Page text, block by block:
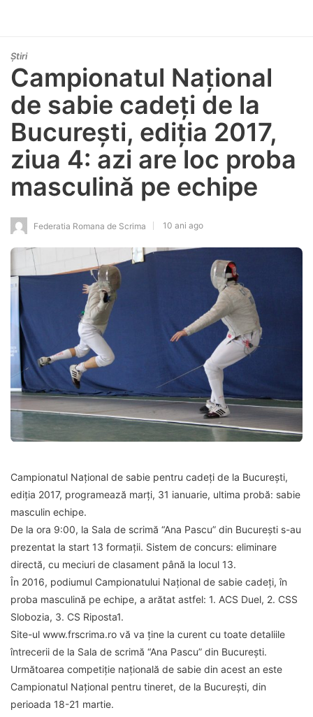
Știri
Campionatul Național
de sabie cadeți de la
București, ediția 2017,
ziua 4: azi are loc proba
masculină pe echipe
Federatia Romana de Scrima 10 ani ago
Campionatul Național de sabie pentru cadeți de la București,
ediția 2017, programează marți, 31 ianuarie, ultima probă: sabie
masculin echipe.
De la ora 9:00, la Sala de scrimă “Ana Pascu” din București s-au
prezentat la start 13 formații. Sistem de concurs: eliminare
directă, cu meciuri de clasament până la locul 13.
În 2016, podiumul Campionatului Național de sabie cadeți, în
proba masculină pe echipe, a arătat astfel: 1. ACS Duel, 2. CSS
Slobozia, 3. CS Riposta1.
Site-ul www.frscrima.ro vă va ține la curent cu toate detaliile
întrecerii de la Sala de scrimă “Ana Pascu” din București.
Următoarea competiție națională de sabie din acest an este
Campionatul Național pentru tineret, de la București, din
perioada 18-21 martie.